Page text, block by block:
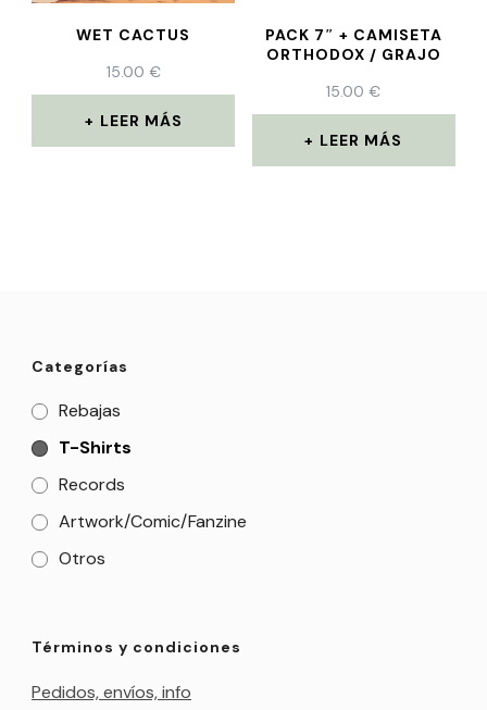
WET CACTUS
15.00 €
LEER MÁS
PACK 7″ + CAMISETA
ORTHODOX / GRAJO
15.00€
LEER MÁS
Categorías
Rebajas
T-Shirts
Records
Artwork/Comic/Fanzine
Otros
Términos y condiciones
Pedidos, envíos, info